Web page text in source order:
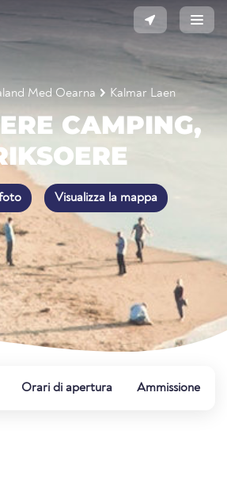
Med Oearna Kalmar Laen
CAMPING,
Visualizza la mappa
Orari di apertura Ammissione